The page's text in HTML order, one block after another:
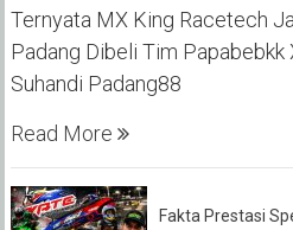
Ternyata MX King Racetech
Padang Dibeli Tim Papabebkk
Suhandi Padang88
Read More
Fakta Prestasi